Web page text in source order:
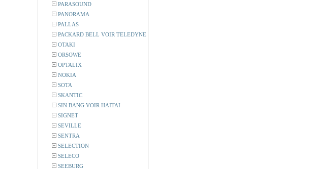
PARASOUND
PANORAMA
PALLAS
PACKARD BELL VOIR TELEDYNE
OTAKI
ORSOWE
OPTALIX
NOKIA
SOTA
SKANTIC
SIN BANG VOIR HAITAI
SIGNET
SEVILLE
SENTRA
SELECTION
SELECO
SEEBURG